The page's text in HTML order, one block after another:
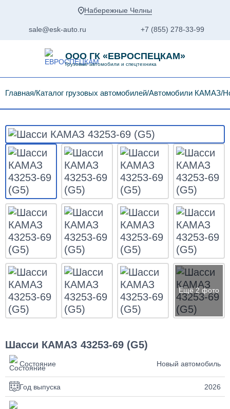
Набережные Челны
sale@esk-auto.ru +7 (855) 278-33-99
ООО ГК «ЕВРОСПЕЦКАМ»
Грузовые автомобили и спецтехника
Главная Каталог грузовых автомобилей Автомобили КАМАЗ
Шасси КАМАЗ 43253-69 (G5)
Состояние Новый автомобиль
Год выпуска 2026